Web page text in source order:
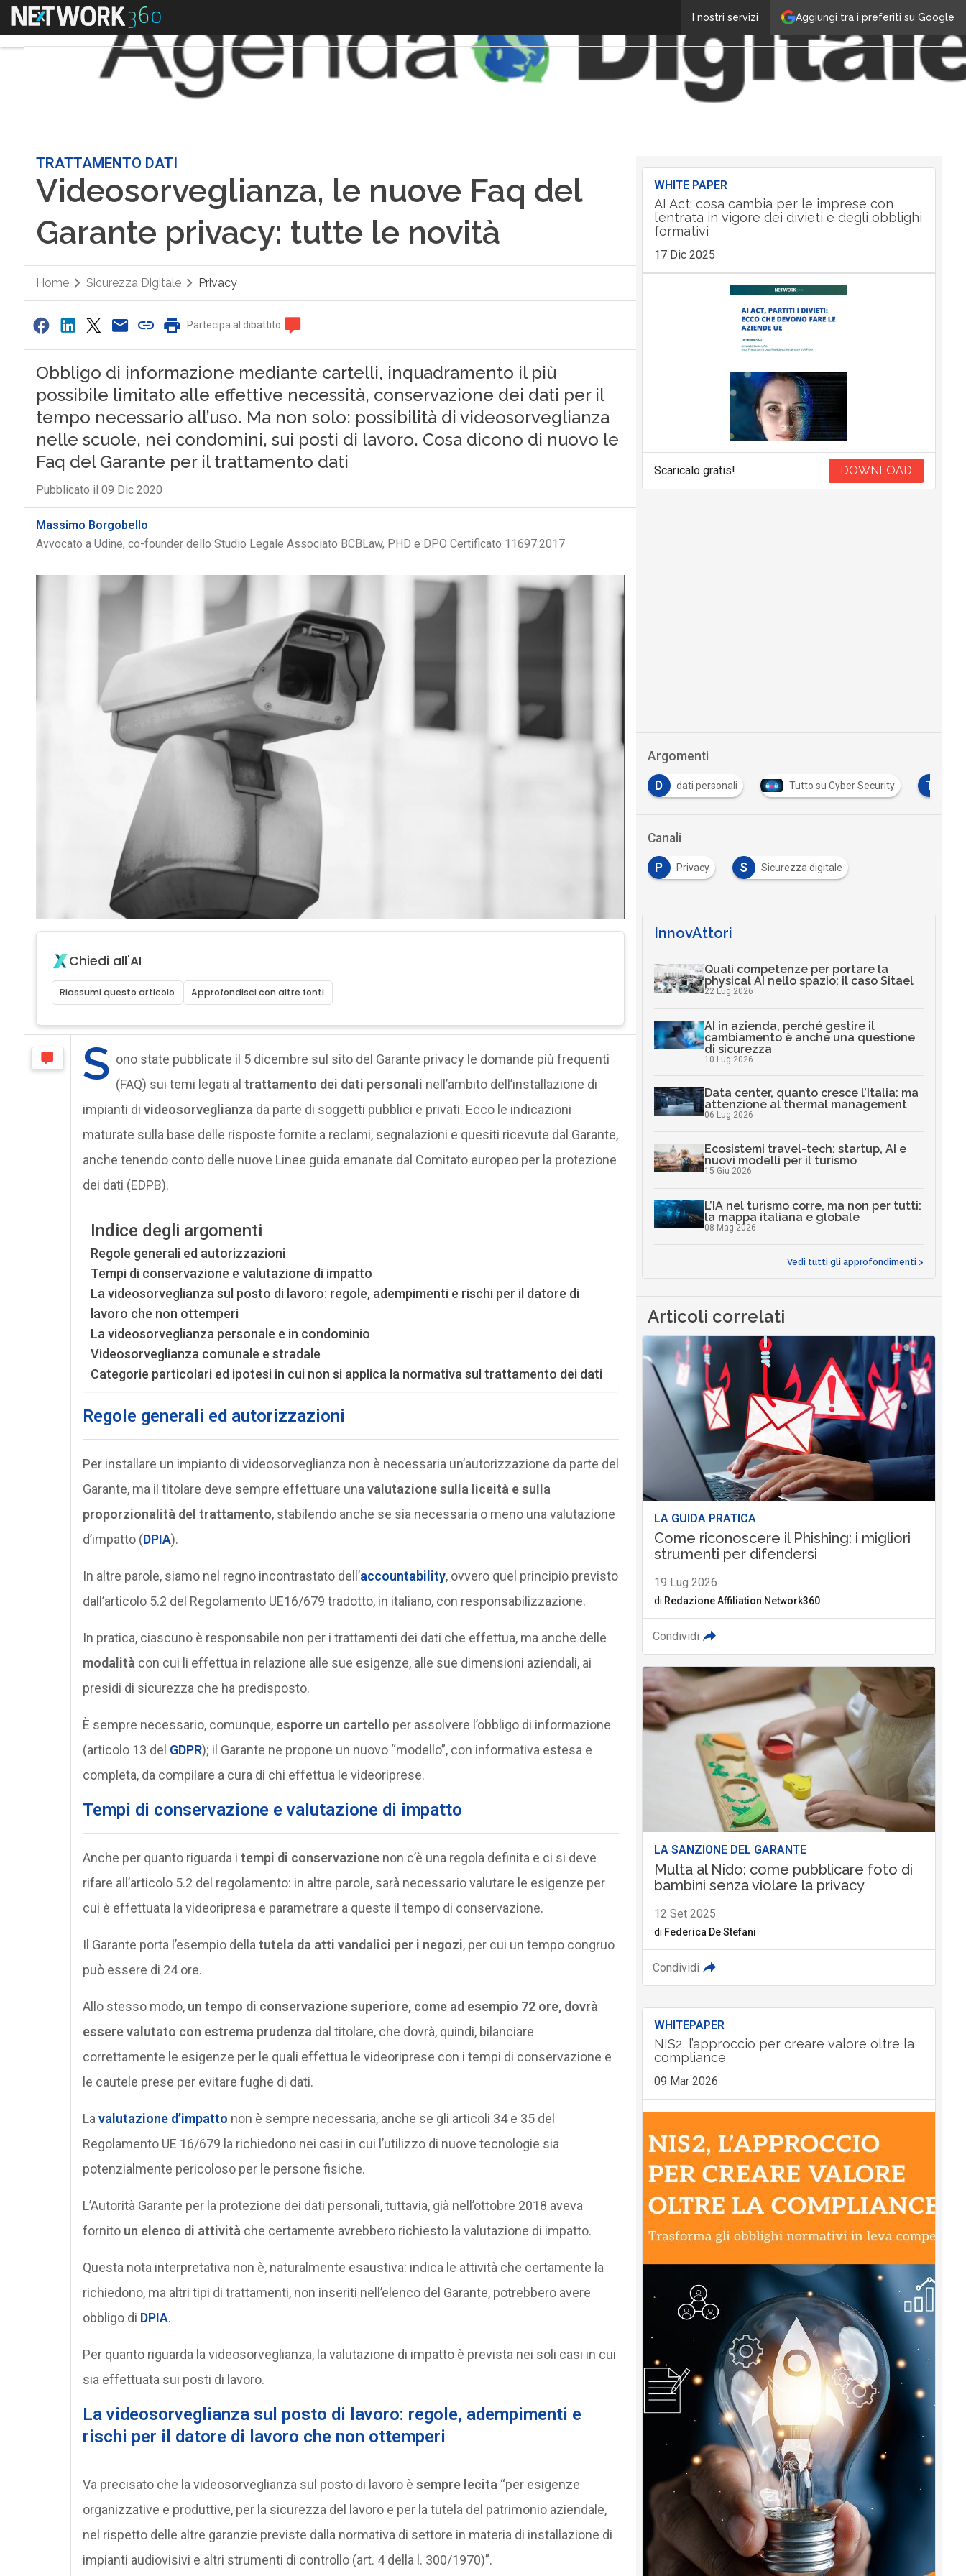
Aggiungi tra i preferiti su Google
I nostri servizi
Menu
TRATTAMENTO DATI
Videosorveglianza, le nuove Faq del
Garante privacy: tutte le novità
Home Sicurezza Digitale Privacy
Partecipa al dibattito
Obbligo di informazione mediante cartelli, inquadramento il più
possibile limitato alle effettive necessità, conservazione dei dati per il
tempo necessario all’uso. Ma non solo: possibilità di videosorveglianza
nelle scuole, nei condomini, sui posti di lavoro. Cosa dicono di nuovo le
Faq del Garante per il trattamento dati
Pubblicato il 09 Dic 2020
Massimo Borgobello
Avvocato a Udine, co-founder dello Studio Legale Associato BCBLaw, PHD e DPO Certificato 11697:2017
Chiedi all'AI
Riassumi questo articolo Approfondisci con altre fonti
S ono state pubblicate il 5 dicembre sul sito del Garante privacy le domande più frequenti
(FAQ) sui temi legati al trattamento dei dati personali nell’ambito dell’installazione di
impianti di videosorveglianza da parte di soggetti pubblici e privati. Ecco le indicazioni
maturate sulla base delle risposte fornite a reclami, segnalazioni e quesiti ricevute dal Garante,
anche tenendo conto delle nuove Linee guida emanate dal Comitato europeo per la protezione
dei dati (EDPB).
Indice degli argomenti
Regole generali ed autorizzazioni
Tempi di conservazione e valutazione di impatto
La videosorveglianza sul posto di lavoro: regole, adempimenti e rischi per il datore di
lavoro che non ottemperi
La videosorveglianza personale e in condominio
Videosorveglianza comunale e stradale
Categorie particolari ed ipotesi in cui non si applica la normativa sul trattamento dei dati
Regole generali ed autorizzazioni
Per installare un impianto di videosorveglianza non è necessaria un’autorizzazione da parte del
Garante, ma il titolare deve sempre effettuare una valutazione sulla liceità e sulla
proporzionalità del trattamento, stabilendo anche se sia necessaria o meno una valutazione
d’impatto (DPIA).
In altre parole, siamo nel regno incontrastato dell’accountability, ovvero quel principio previsto
dall’articolo 5.2 del Regolamento UE16/679 tradotto, in italiano, con responsabilizzazione.
In pratica, ciascuno è responsabile non per i trattamenti dei dati che effettua, ma anche delle
modalità con cui li effettua in relazione alle sue esigenze, alle sue dimensioni aziendali, ai
presidi di sicurezza che ha predisposto.
È sempre necessario, comunque, esporre un cartello per assolvere l’obbligo di informazione
(articolo 13 del GDPR); il Garante ne propone un nuovo “modello”, con informativa estesa e
completa, da compilare a cura di chi effettua le videoriprese.
Tempi di conservazione e valutazione di impatto
Anche per quanto riguarda i tempi di conservazionenon c’è una regola definita e ci si deve
rifare all’articolo 5.2 del regolamento: in altre parole, sarà necessario valutare le esigenze per
cui è effettuata la videoripresa e parametrare a queste il tempo di conservazione.
Il Garante porta l’esempio della tutela da atti vandalici per i negozi, per cui un tempo congruo
può essere di 24 ore.
Allo stesso modo, un tempo di conservazione superiore, come ad esempio 72 ore, dovrà
essere valutato con estrema prudenza dal titolare, che dovrà, quindi, bilanciare
correttamente le esigenze per le quali effettua le videoriprese con i tempi di conservazione e
le cautele prese per evitare fughe di dati.
La valutazione d’impatto non è sempre necessaria, anche se gli articoli 34 e 35 del
Regolamento UE 16/679 la richiedono nei casi in cui l’utilizzo di nuove tecnologie sia
potenzialmente pericoloso per le persone fisiche.
L’Autorità Garante per la protezione dei dati personali, tuttavia, già nell’ottobre 2018 aveva
fornito un elenco di attività che certamente avrebbero richiesto la valutazione di impatto.
Questa nota interpretativa non è, naturalmente esaustiva: indica le attività che certamente la
richiedono, ma altri tipi di trattamenti, non inseriti nell’elenco del Garante, potrebbero avere
obbligo di DPIA.
Per quanto riguarda la videosorveglianza, la valutazione di impatto è prevista nei soli casi in cui
sia effettuata sui posti di lavoro.
La videosorveglianza sul posto di lavoro: regole, adempimenti e
rischi per il datore di lavoro che non ottemperi
Va precisato che la videosorveglianza sul posto di lavoro è sempre lecita “per esigenze
organizzative e produttive, per la sicurezza del lavoro e per la tutela del patrimonio aziendale,
nel rispetto delle altre garanzie previste dalla normativa di settore in materia di installazione di
impianti audiovisivi e altri strumenti di controllo (art. 4 della l. 300/1970)”.
WHITE PAPER
AI Act: cosa cambia per le imprese con
l’entrata in vigore dei divieti e degli obblighi
formativi
17 Dic 2025
Scaricalo gratis! DOWNLOAD
Argomenti
D dati personali Tutto su Cyber Security T
Canali
P Privacy S Sicurezza digitale
InnovAttori
Quali competenze per portare la
physical AI nello spazio: il caso Sitael
22 Lug 2026
AI in azienda, perché gestire il
cambiamento è anche una questione
di sicurezza
10 Lug 2026
Data center, quanto cresce l’Italia: ma
attenzione al thermal management
06 Lug 2026
Ecosistemi travel-tech: startup, AI e
nuovi modelli per il turismo
15 Giu 2026
L’IA nel turismo corre, ma non per tutti:
la mappa italiana e globale
08 Mag 2026
Vedi tutti gli approfondimenti >
Articoli correlati
LA GUIDA PRATICA
Come riconoscere il Phishing: i migliori
strumenti per difendersi
19 Lug 2026
di Redazione Affiliation Network360
Condividi
LA SANZIONE DEL GARANTE
Multa al Nido: come pubblicare foto di
bambini senza violare la privacy
12 Set 2025
di Federica De Stefani
Condividi
WHITEPAPER
NIS2, l’approccio per creare valore oltre la
compliance
09 Mar 2026